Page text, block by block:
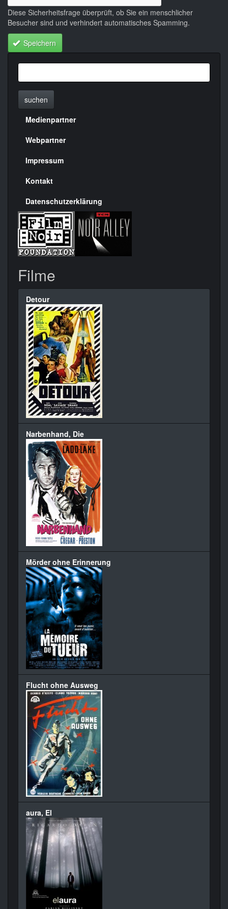
Diese Sicherheitsfrage überprüft, ob Sie ein menschlicher
Besucher sind und verhindert automatisches Spamming.
Speichern
suchen
Menülinks
rechte
Seite
Medienpartner
Webpartner
Impressum
Kontakt
Datenschutzerklärung
Filme
Detour
Narbenhand, Die
Mörder ohne Erinnerung
Flucht ohne Ausweg
aura, El